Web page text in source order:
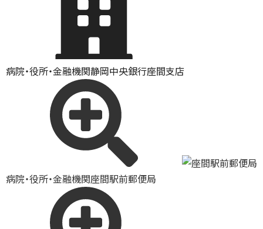
病院・役所・金融機関静岡中央銀行座間支店
病院・役所・金融機関座間駅前郵便局